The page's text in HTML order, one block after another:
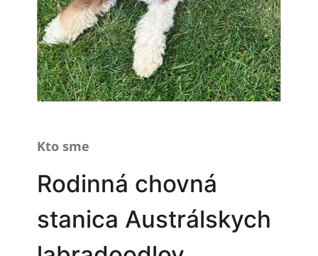
Kto sme
Rodinná chovná
stanica Austrálskych